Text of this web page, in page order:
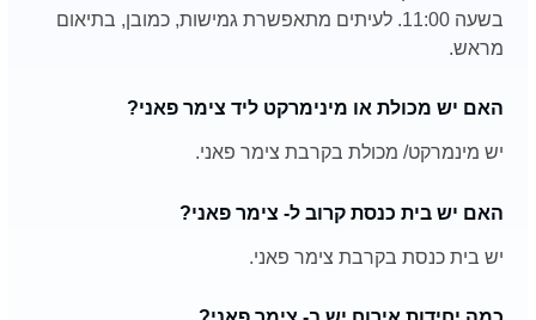
בשעה 11:00. לעיתים מתאפשרת גמישות, כמובן, בתיאום
מראש.
האם יש מכולת או מינימרקט ליד צימר פאני?
יש מינמרקט/ מכולת בקרבת צימר פאני.
האם יש בית כנסת קרוב ל- צימר פאני?
יש בית כנסת בקרבת צימר פאני.